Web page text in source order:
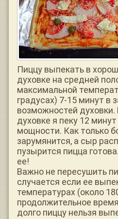
Пиццу выпекать в
духовке на средней
максимальной
градусах) 7-15 минут в
возможностей духовки.
духовке я пеку 12
мощности. Как только
зарумянится, а сыр
пузырится пицца
ее!
Важно не пересушить
случается если ее
температурах (около
продолжительное
долго пиццу нельзя